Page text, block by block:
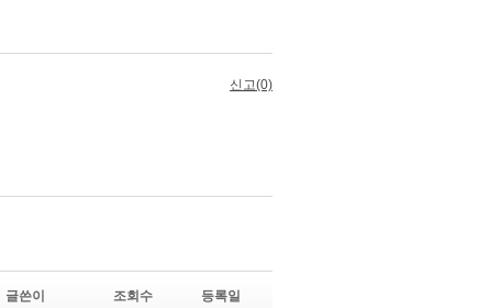
글쓴이 조회수 등록일